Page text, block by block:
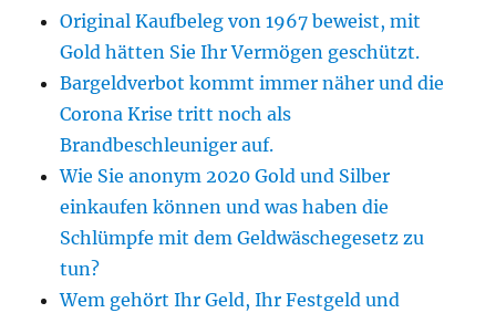
Original Kaufbeleg von 1967 beweist, mit
Gold hätten Sie Ihr Vermögen geschützt.
Bargeldverbot kommt immer näher und die
Corona Krise tritt noch als
Brandbeschleuniger auf.
Wie Sie anonym 2020 Gold und Silber
einkaufen können und was haben die
Schlümpfe mit dem Geldwäschegesetz zu
tun?
Wem gehört Ihr Geld, Ihr Festgeld und